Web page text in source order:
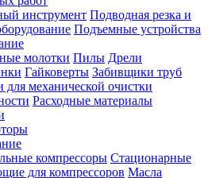
инструмент Подводная резка и
Подъемные устройства
молотки Пилы Дрели
Гайковерты Забивщики труб
механической очистки
Расходные материалы
компрессоры Стационарные
для компрессоров Масла